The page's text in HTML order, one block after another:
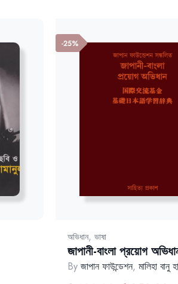
-25%
অভিধান,ভাষা
জাপানী-বাংলা প্রয়োগ
Byজাপান ফাউন্ডেশন,মালিহা বানু